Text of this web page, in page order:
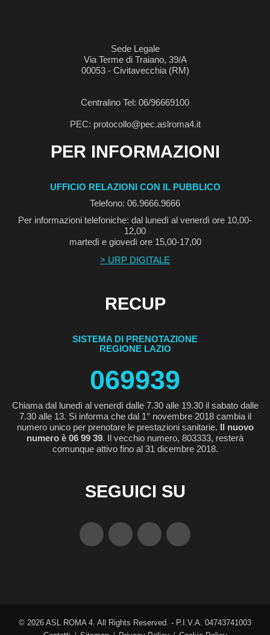
Sede Legale
Via Terme di Traiano, 39/A
00053 - Civitavecchia (RM)
Centralino Tel: 06/96669100
PEC: protocollo@pec.aslroma4.it
PER INFORMAZIONI
UFFICIO RELAZIONI CON IL PUBBLICO
Telefono: 06.9666.9666
Per informazioni telefoniche: dal lunedì al venerdì ore 10,00-
12,00
martedì e giovedì ore 15,00-17,00
> URP DIGITALE
RECUP
SISTEMA DI PRENOTAZIONE
REGIONE LAZIO
069939
Chiama dal lunedì al venerdì dalle 7.30 alle 19.30 il sabato dalle
7.30 alle 13. Si informa che dal 1° novembre 2018 cambia il
numero unico per prenotare le prestazioni sanitarie. Il nuovo
numero è 06 99 39. Il vecchio numero, 803333, resterà
comunque attivo fino al 31 dicembre 2018.
SEGUICI SU
© 2026 ASL ROMA 4. All Rights Reserved. - P.I.V.A. 04743741003